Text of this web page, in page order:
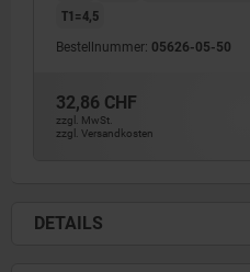
T1=4,5
Bestellnummer: 05626-05-50
32,86 CHF
zzgl. MwSt.
zzgl. Versandkosten
DETAILS